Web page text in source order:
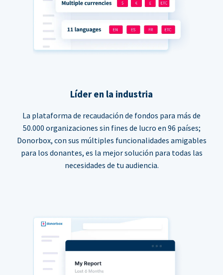
Líder en la industria
La plataforma de recaudación de fondos para más de
50.000 organizaciones sin fines de lucro en 96 países;
Donorbox, con sus múltiples funcionalidades amigables
para los donantes, es la mejor solución para todas las
necesidades de tu audiencia.